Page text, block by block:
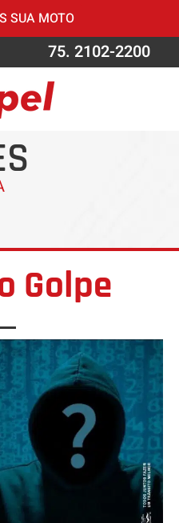
SUA MOTO
75. 2102-2200
Golpe